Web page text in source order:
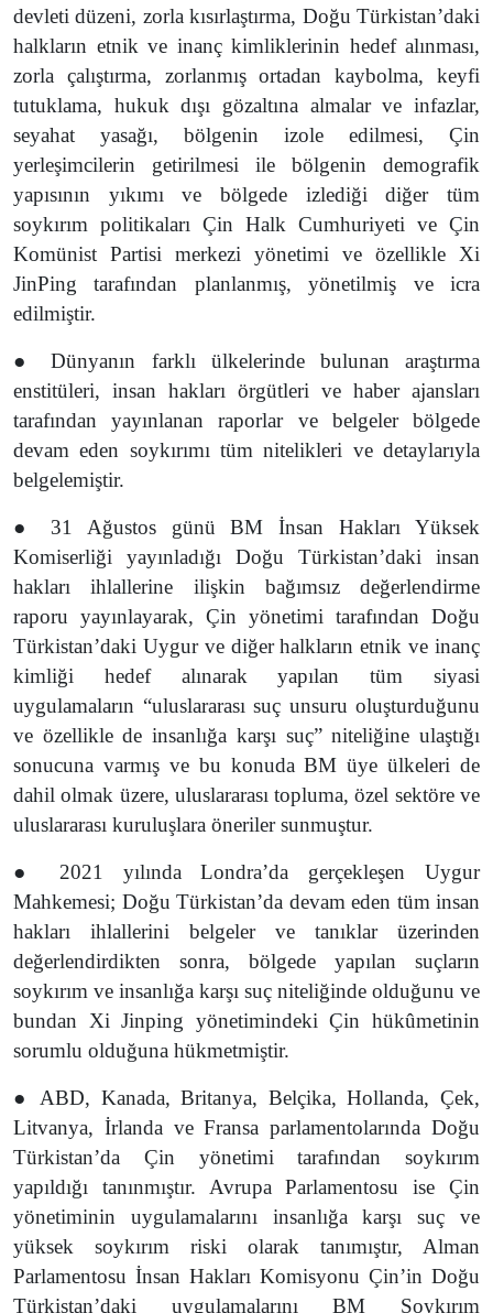
devleti düzeni, zorla kısırlaştırma, Doğu Türkistan’daki
halkların etnik ve inanç kimliklerinin hedef alınması,
zorla çalıştırma, zorlanmış ortadan kaybolma, keyfi
tutuklama, hukuk dışı gözaltına almalar ve infazlar,
seyahat yasağı, bölgenin izole edilmesi, Çin
yerleşimcilerin getirilmesi ile bölgenin demografik
yapısının yıkımı ve bölgede izlediği diğer tüm
soykırım politikaları Çin Halk Cumhuriyeti ve Çin
Komünist Partisi merkezi yönetimi ve özellikle Xi
JinPing tarafından planlanmış, yönetilmiş ve icra
edilmiştir.
● Dünyanın farklı ülkelerinde bulunan araştırma
enstitüleri, insan hakları örgütleri ve haber ajansları
tarafından yayınlanan raporlar ve belgeler bölgede
devam eden soykırımı tüm nitelikleri ve detaylarıyla
belgelemiştir.
● 31 Ağustos günü BM İnsan Hakları Yüksek
Komiserliği yayınladığı Doğu Türkistan’daki insan
hakları ihlallerine ilişkin bağımsız değerlendirme
raporu yayınlayarak, Çin yönetimi tarafından Doğu
Türkistan’daki Uygur ve diğer halkların etnik ve inanç
kimliği hedef alınarak yapılan tüm siyasi
uygulamaların “uluslararası suç unsuru oluşturduğunu
ve özellikle de insanlığa karşı suç” niteliğine ulaştığı
sonucuna varmış ve bu konuda BM üye ülkeleri de
dahil olmak üzere, uluslararası topluma, özel sektöre ve
uluslararası kuruluşlara öneriler sunmuştur.
● 2021 yılında Londra’da gerçekleşen Uygur
Mahkemesi; Doğu Türkistan’da devam eden tüm insan
hakları ihlallerini belgeler ve tanıklar üzerinden
değerlendirdikten sonra, bölgede yapılan suçların
soykırım ve insanlığa karşı suç niteliğinde olduğunu ve
bundan Xi Jinping yönetimindeki Çin hükûmetinin
sorumlu olduğuna hükmetmiştir.
● ABD, Kanada, Britanya, Belçika, Hollanda, Çek,
Litvanya, İrlanda ve Fransa parlamentolarında Doğu
Türkistan’da Çin yönetimi tarafından soykırım
yapıldığı tanınmıştır. Avrupa Parlamentosu ise Çin
yönetiminin uygulamalarını insanlığa karşı suç ve
yüksek soykırım riski olarak tanımıştır, Alman
Parlamentosu İnsan Hakları Komisyonu Çin’in Doğu
Türkistan’daki uygulamalarını BM Soykırım